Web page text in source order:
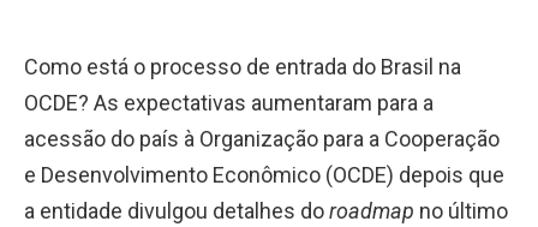
Como está o processo de entrada do Brasil na
OCDE? As expectativas aumentaram para a
acessão do país à Organização para a Cooperação
e Desenvolvimento Econômico (OCDE) depois que
a entidade divulgou detalhes doroadmap no último